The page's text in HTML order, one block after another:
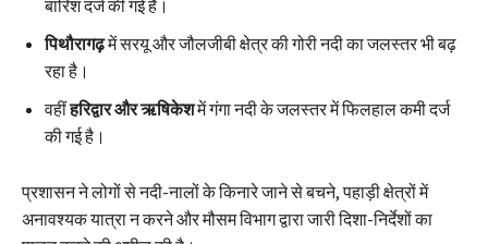
बारिश दर्ज की गई है।
पिथौरागढ़में सरयू और जौलजीबी क्षेत्र की गोरी नदी का जलस्तर भी बढ़
रहा है।
वहींहरिद्वार और ऋषिकेशमें गंगा नदी के जलस्तर में फिलहाल कमी दर्ज
की गई है।
प्रशासन ने लोगों से नदी-नालों के किनारे जाने से बचने, पहाड़ी क्षेत्रों में
अनावश्यक यात्रा न करने और मौसम विभाग द्वारा जारी दिशा-निर्देशों का